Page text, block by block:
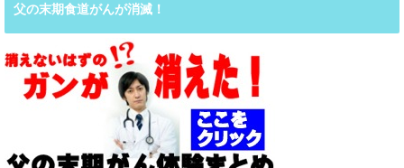
父の末期食道がんが消滅！